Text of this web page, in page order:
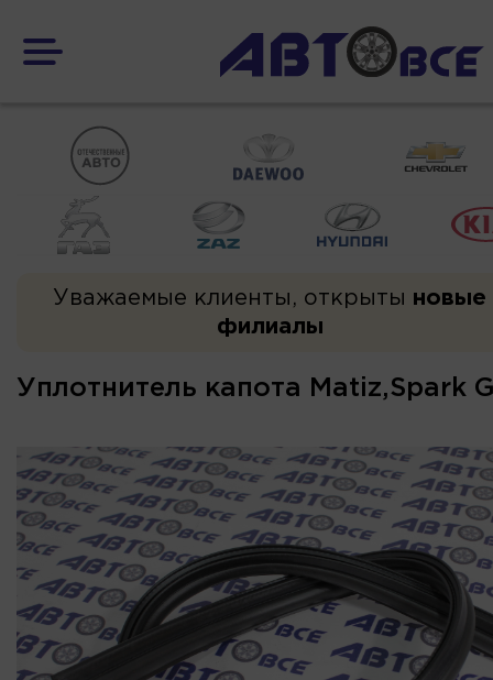
Уважаемые клиенты, открыты новые
филиалы
Уплотнитель капота Matiz,Spark